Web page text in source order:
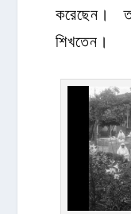
করেছেন।
শিখতেন।